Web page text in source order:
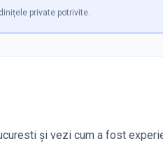
private potrivite.
și vezi cum a fost